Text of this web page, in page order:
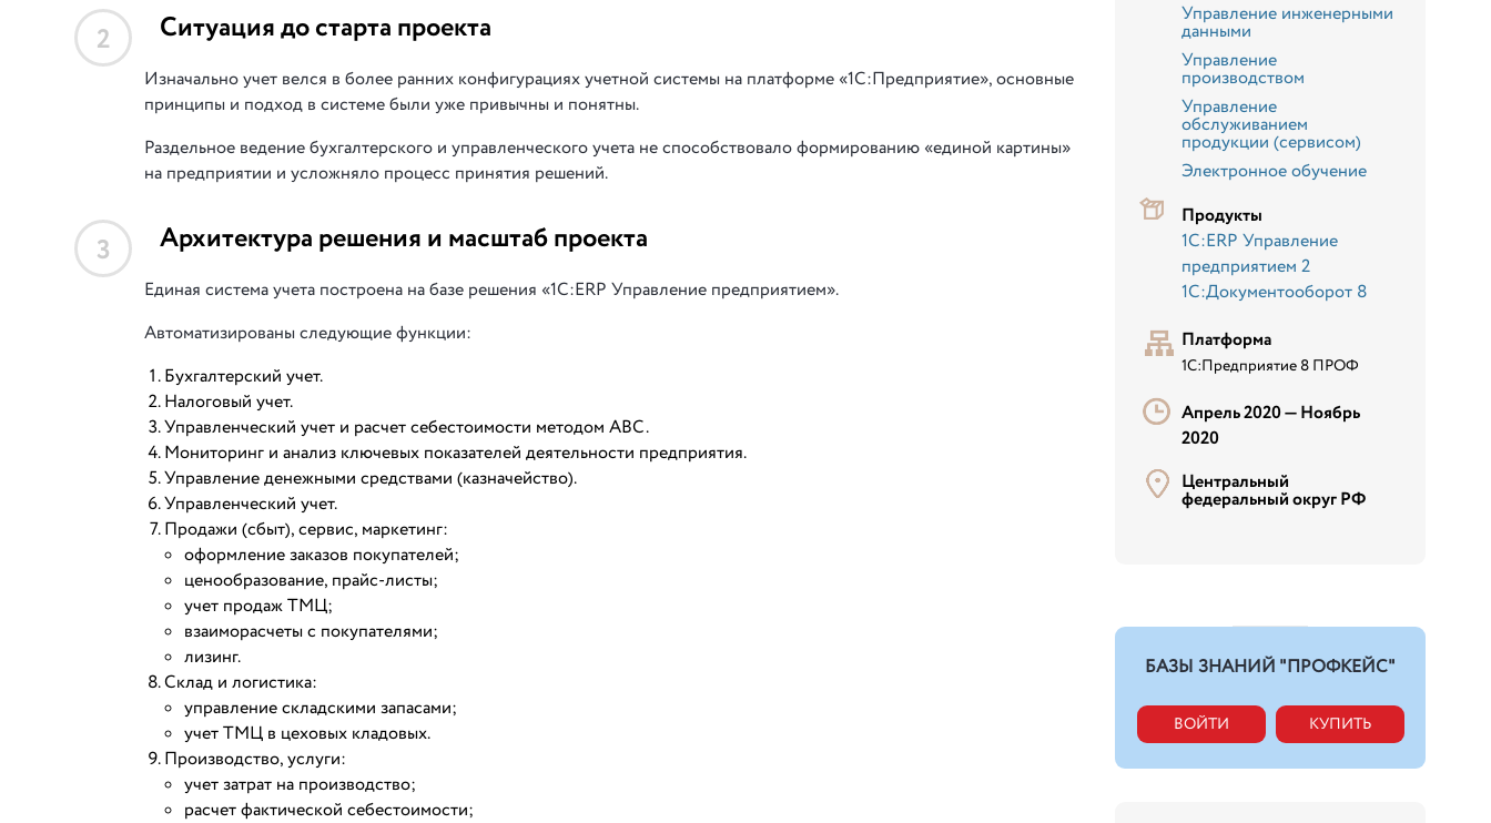
2 Ситуация до старта проекта
Изначально учет велся в более ранних конфигурациях учетной системы на платформе «1С:Предприятие», основные
принципы и подход в системе были уже привычны и понятны.
Раздельное ведение бухгалтерского и управленческого учета не способствовало формированию «единой картины»
на предприятии и усложняло процесс принятия решений.
3 Архитектура решения и масштаб проекта
Единая система учета построена на базе решения «1С:ERP Управление предприятием».
Автоматизированы следующие функции:
Бухгалтерский учет.
Налоговый учет.
Управленческий учет и расчет себестоимости методом ABC.
Мониторинг и анализ ключевых показателей деятельности предприятия.
Управление денежными средствами (казначейство).
Управленческий учет.
Продажи (сбыт), сервис, маркетинг:
оформление заказов покупателей;
ценообразование, прайс-листы;
учет продаж ТМЦ;
взаиморасчеты с покупателями;
лизинг.
Склад и логистика:
управление складскими запасами;
учет ТМЦ в цеховых кладовых.
Производство, услуги:
учет затрат на производство;
расчет фактической себестоимости;
Управление инженерными
данными
Управление
производством
Управление
обслуживанием
продукции (сервисом)
Электронное обучение
Продукты
1С:ERP Управление
предприятием 2
1С:Документооборот 8
Платформа
1С:Предприятие 8 ПРОФ
Апрель 2020 —Ноябрь
2020
Центральный
федеральный округ РФ
БАЗЫ ЗНАНИЙ "ПРОФКЕЙС"
ВОЙТИ КУПИТЬ